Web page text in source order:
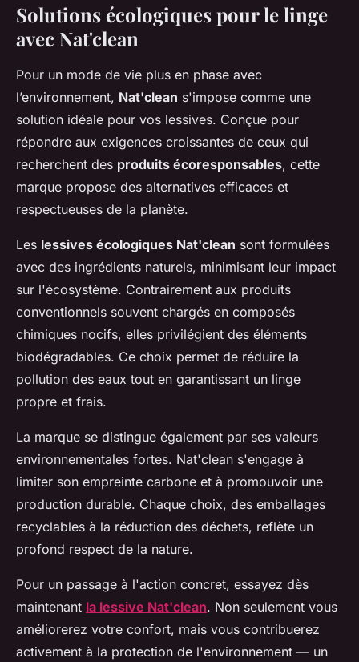
Solutions écologiques pour le linge
avec Nat'clean
Pour un mode de vie plus en phase avec
l’environnement, Nat'clean s'impose comme une
solution idéale pour vos lessives. Conçue pour
répondre aux exigences croissantes de ceux qui
recherchent des produits écoresponsables, cette
marque propose des alternatives efficaces et
respectueuses de la planète.
Les lessives écologiques Nat'clean sont formulées
avec des ingrédients naturels, minimisant leur impact
sur l'écosystème. Contrairement aux produits
conventionnels souvent chargés en composés
chimiques nocifs, elles privilégient des éléments
biodégradables. Ce choix permet de réduire la
pollution des eaux tout en garantissant un linge
propre et frais.
La marque se distingue également par ses valeurs
environnementales fortes. Nat'clean s'engage à
limiter son empreinte carbone et à promouvoir une
production durable. Chaque choix, des emballages
recyclables à la réduction des déchets, reflète un
profond respect de la nature.
Pour un passage à l'action concret, essayez dès
maintenant la lessive Nat'clean. Non seulement vous
améliorerez votre confort, mais vous contribuerez
activement à la protection de l'environnement — un